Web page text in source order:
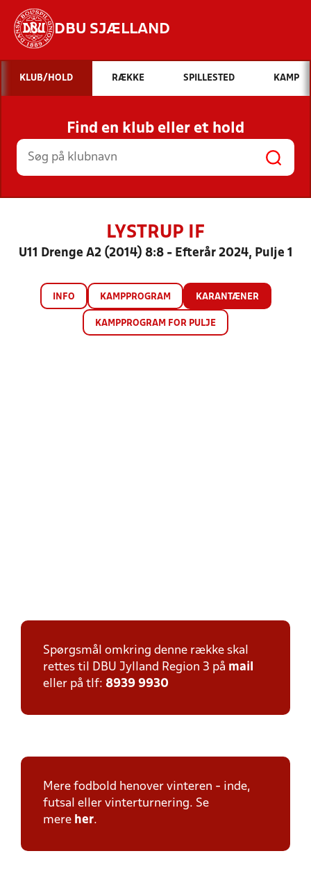
DBU SJÆLLAND
Hvad vil du søge efter?
INDHOLD OG NYHEDER
STILLINGER, RESULTATER, KLUBBER OG
HOLD
KLUB/HOLD RÆKKE SPILLESTED KAMP
Find en klub eller et hold
LYSTRUP IF
U11 Drenge A2 (2014) 8:8 - Efterår 2024, Pulje 1
INFO KAMPPROGRAM KARANTÆNER
KAMPPROGRAM FOR PULJE
Spørgsmål omkring denne række skal
rettes til DBU Jylland Region 3 på mail
eller på tlf: 8939 9930
Mere fodbold henover vinteren - inde,
futsal eller vinterturnering. Se
mere her.